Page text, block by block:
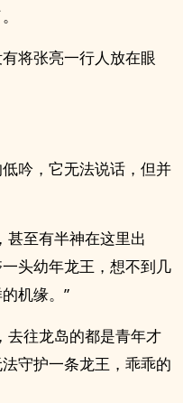
将张亮一行人放在眼
吟，它无法说话，但并
甚至有半神在这里出
头幼年龙王，想不到几
机缘。”
去往龙岛的都是青年才
守护一条龙王，乖乖的